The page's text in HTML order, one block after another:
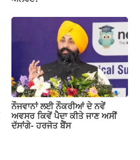
ਨੌਜਵਾਨਾਂ ਲਈ ਨੌਕਰੀਆਂ ਦੇ ਨਵੇਂ
ਅਵਸਰ ਕਿਵੇਂ ਪੈਦਾ ਕੀਤੇ ਜਾਣ ਅਸੀਂ
ਦੱਸਾਂਗੇ- ਹਰਜੋਤ ਬੈਂਸ